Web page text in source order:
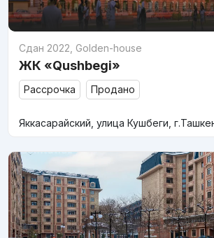
Сдан 2022 Golden-house
ЖК «Qushbegi»
Рассрочка Продано
Яккасарайский, улица Кушбеги,